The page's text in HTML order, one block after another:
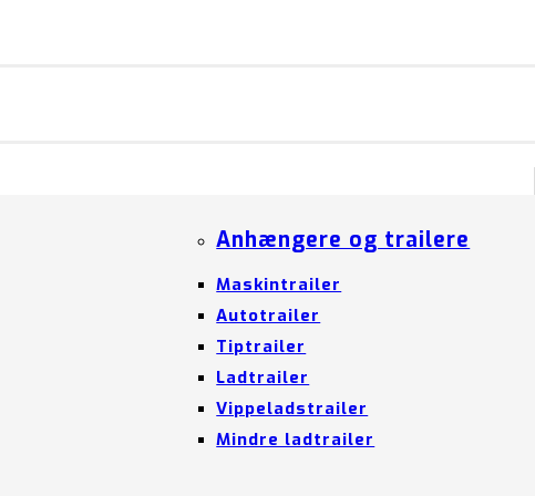
Anhængere og trailere
Maskintrailer
Autotrailer
Tiptrailer
Ladtrailer
Vippeladstrailer
Mindre ladtrailer